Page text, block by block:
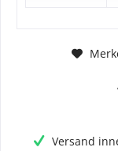
Versand